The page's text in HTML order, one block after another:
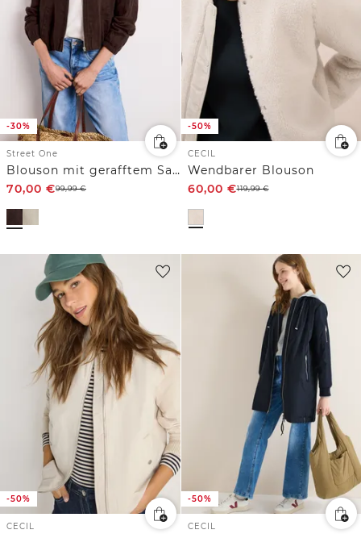
-30%
Street One
Blouson mit gerafftem Saum und Zipper
70,00 €99,99€
-50%
CECIL
Wendbarer Blouson
60,00 €119,99€
-50%
CECIL
-50%
CECIL